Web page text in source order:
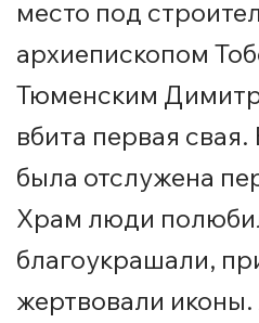
место под
архиепископом
Тюменским
вбита первая
была отслужена
Храм люди
благоукрашали,
жертвовали